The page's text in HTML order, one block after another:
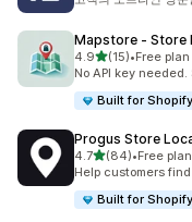
Mapstore ‑ Store
4.9별 5개 중
(15)
총 리뷰 15개
•Free
No API key
Built for Shopify
Progus Store
4.7별 5개 중
(84)
총 리뷰 84개
•Free
Help customers
Built for Shopify